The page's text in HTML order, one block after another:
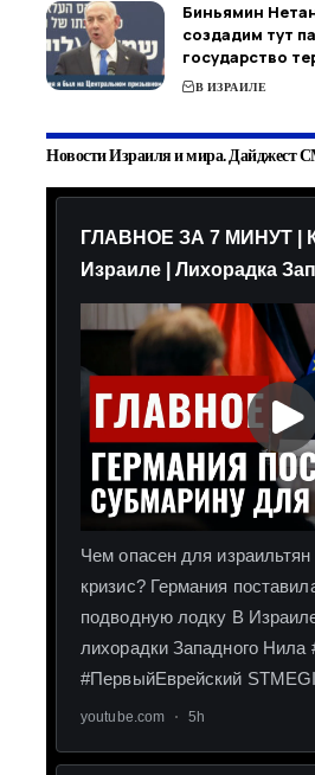
Биньямин
создадим тут
государство
В ИЗРАИЛЕ
Новости Израиля и мира. Дайджест